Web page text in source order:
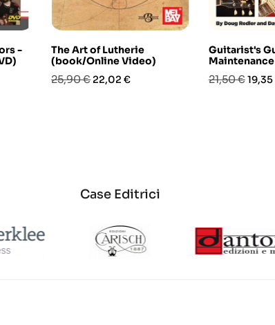
-
The Art of Lutherie
(book/Online Video)
Prezzo
25,90 € Prezzo
22,02 €
Guitarist's
Prezzo
21,50 €
Case Editrici